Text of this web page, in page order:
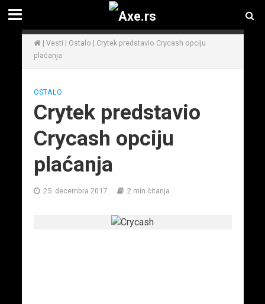
| Vesti | Ostalo | Crytek predstavio Crycash opciju
plaćanja
OSTALO
Crytek predstavio
Crycash opciju
plaćanja
25. decembra 2017. 2 min čitanja